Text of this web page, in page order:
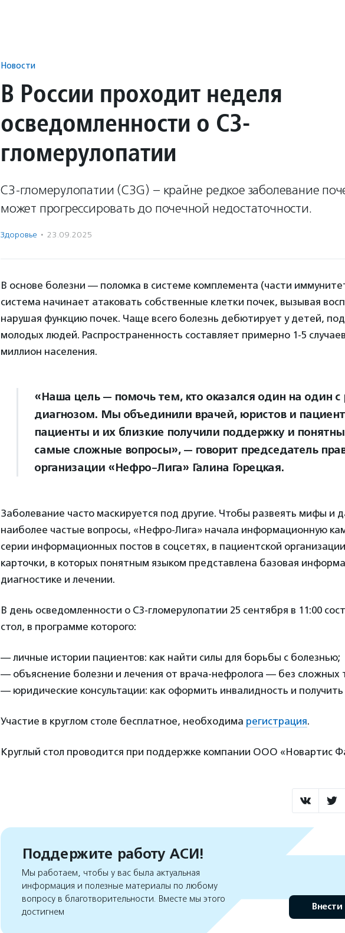
Новости
В России проходит неделя
осведомленности о С3-
гломерулопатии
C3-гломерулопатии (C3G) – крайне редкое заболевание
может прогрессировать до почечной недостаточности.
Здоровье · 23.09.2025
В основе болезни — поломка в системе комплемента (части
система начинает атаковать собственные клетки почек, вызывая
нарушая функцию почек. Чаще всего болезнь дебютирует у детей,
молодых людей. Распространенность составляет примерно 1-5
миллион населения.
«Наша цель — помочь тем, кто оказался один на один
диагнозом. Мы объединили врачей, юристов и
пациенты и их близкие получили поддержку и
самые сложные вопросы», — говорит председатель
организации «Нефро-Лига» Галина Горецкая.
Заболевание часто маскируется под другие. Чтобы развеять мифы и
наиболее частые вопросы, «Нефро-Лига» начала информационную
серии информационных постов в соцсетях, в пациентской
карточки, в которых понятным языком представлена базовая
диагностике и лечении.
В день осведомленности о C3-гломерулопатии 25 сентября в 11:00
стол, в программе которого:
— личные истории пациентов: как найти силы для борьбы с болезнью;
— объяснение болезни и лечения от врача-нефролога — без сложных
— юридические консультации: как оформить инвалидность и получить
Участие в круглом столе бесплатное, необходима регистрация.
Круглый стол проводится при поддержке компании ООО «Новартис
Поддержите работу АСИ!
Мы работаем, чтобы у вас была актуальная
информация и полезные материалы по любому
вопросу в благотворительности. Вместе мы этого
достигнем
Внести